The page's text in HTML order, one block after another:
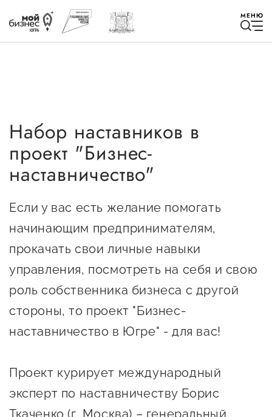
МЕНЮ
Избранное
Быть в курсе
Мероприятия
Новости
Онлайн-витрина продукции
Социальные сети "Мой
Бизнес Югра"
Навигатор по мерам
поддержки
Набор наставников в
проект "Бизнес-
наставничество"
Если у вас есть желание помогать
начинающим предпринимателям,
прокачать свои личные навыки
управления, посмотреть на себя и свою
роль собственника бизнеса с другой
стороны, то проект "Бизнес-
наставничество в Югре" - для вас!
Проект курирует международный
эксперт по наставничеству Борис
Ткаченко (г. Москва) – генеральный